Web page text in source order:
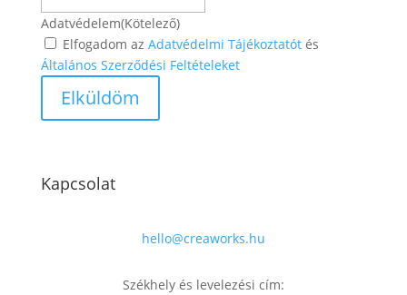
Adatvédelem(Kötelező)
Elfogadom az Adatvédelmi Tájékoztatótés
Általános Szerződési Feltételeket
Kapcsolat
hello@creaworks.hu
Székhely és levelezési cím: